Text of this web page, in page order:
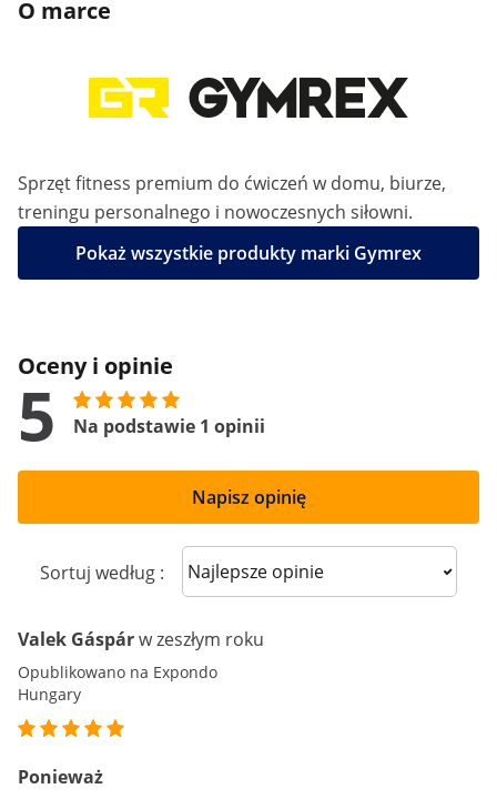
O marce
Sprzęt fitness premium do ćwiczeń w domu, biurze,
treningu personalnego i nowoczesnych siłowni.
Pokaż wszystkie produkty marki Gymrex
Oceny i opinie
5 Na podstawie 1 opinii
Napisz opinię
Sortuj według : Sort reviews
Valek Gáspárw zeszłym roku
Opublikowano na Expondo
Hungary
Ponieważ